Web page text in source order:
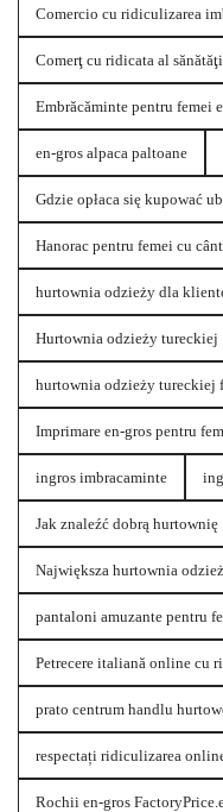
Comercio cu ridiculizarea
Comerţ cu ridicata al
Embrăcăminte pentru femei
en-gros alpaca paltoane
Gdzie opłaca się kupować
Hanorac pentru femei cu
hurtownia odzieży dla
Hurtownia odzieży tureckiej
hurtownia odzieży tureckiej
Imprimare en-gros pentru
ingros imbracaminte
Jak znaleźć dobrą hurtownię
Największa hurtownia
pantaloni amuzante pentru
Petrecere italiană online cu
prato centrum handlu
respectați ridiculizarea
Rochii en-gros